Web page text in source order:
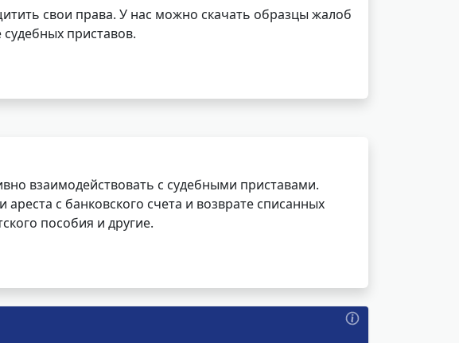
свои права. У нас можно скачать образцы жалоб
приставов.
взаимодействовать с судебными приставами.
с банковского счета и возврате списанных
пособия и другие.